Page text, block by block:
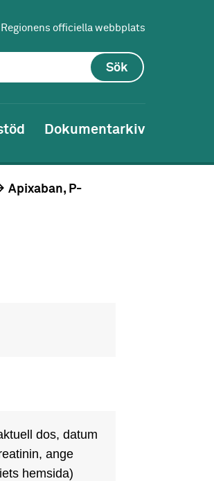
Regionens officiella webbplats
Dokumentarkiv
Apixaban, P-
dos, datum
ange
hemsida)